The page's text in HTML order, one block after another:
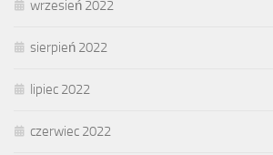
wrzesień 2022
sierpień 2022
lipiec 2022
czerwiec 2022